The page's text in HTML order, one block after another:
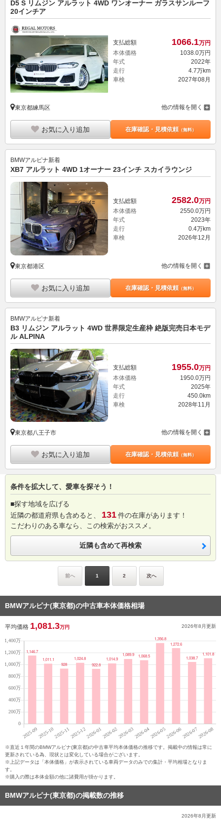
D5 S リムジン アルラット 4WD ワンオーナー ガラスサンルーフ
20インチア
支払総額 1066.1万円
本体価格
1038. 0万円
年式
2022年
走行
4.7万km
車検
2027年08月
東京都練馬区 他の情報を開く
お気に入り追加 在庫確認・見積依頼（無料）
BMWアルピナ新着
XB7 アルラット 4WD 1オーナー 23インチ スカイラウンジ
支払総額 2582.0万円
本体価格
2550.0万円
年式
2023年
走行
0.4万km
車検
2026年12月
東京都港区 他の情報を開く
お気に入り追加 在庫確認・見積依頼（無料）
BMWアルピナ新着
B3 リムジン アルラット 4WD 世界限定生産枠 絶版完売日本モデ
ル ALPINA
支払総額 1955.0万円
本体価格
1950. 0万円
年式
2025年
走行
450.0km
車検
2028年11月
東京都八王子市 他の情報を開く
お気に入り追加 在庫確認・見積依頼（無料）
条件を拡大して、愛車を探そう！
■探す地域を広げる
近隣の都道府県も含めると、
131件の在庫があります！
こだわりのある車なら、この検索がおススメ。
近隣も含めて再検索
前へ 1 2 次へ
BMWアルピナ(東京都)の中古車本体価格相場
平均価格 1,081.3万円 2026年8月更新
※直近１年間のBMWアルピナ(東京都)の中古車平均本体価格の推移です。掲載中の情報は常に
更新されている為、現状とは変化している場合がございます。
※上記データは「本体価格」が表示されている車両データのみでの集計・平均相場となりま
す。
※購入の際は本体金額の他に諸費用が掛かります。
BMWアルピナ(東京都)の掲載数の推移
2026年8月更新